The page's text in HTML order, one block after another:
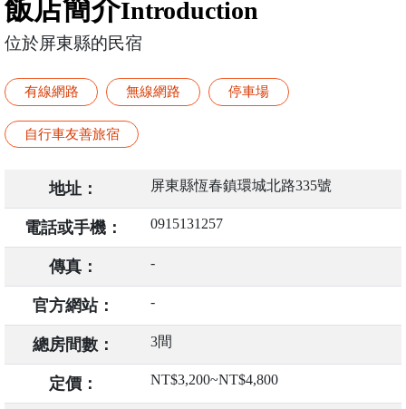
飯店簡介Introduction
位於屏東縣的民宿
有線網路 無線網路 停車場
自行車友善旅宿
地址： 屏東縣恆春鎮環城北路335號
電話或手機： 0915131257
傳真： -
官方網站： -
總房間數： 3間
定價： NT$3,200~NT$4,800